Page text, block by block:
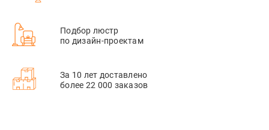
Подбор люстр
по дизайн-проектам
За 10 лет доставлено
более 22 000 заказов